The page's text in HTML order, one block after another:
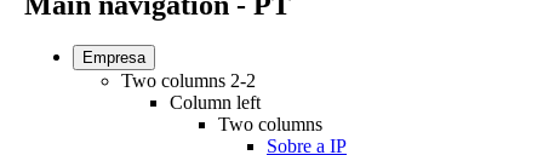
Empresa
Two columns 2-2
Column left
Two columns
Sobre a IP